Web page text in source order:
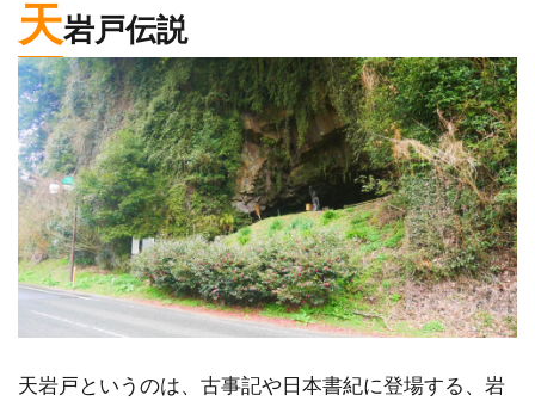
天岩戸伝説
天岩戸というのは、古事記や日本書紀に登場する、岩